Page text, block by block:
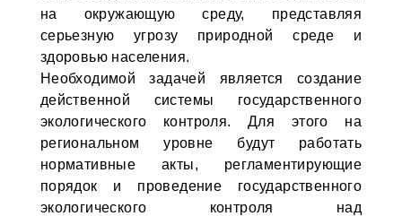
на окружающую среду, представляя
серьезную угрозу природной среде и
здоровью населения.
Необходимой задачей является создание
действенной системы государственного
экологического контроля. Для этого на
региональном уровне будут работать
нормативные акты, регламентирующие
порядок и проведение государственного
экологического контроля над